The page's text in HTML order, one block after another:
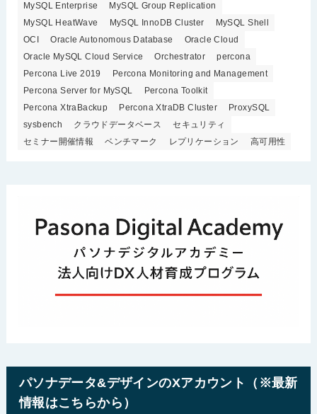
MySQL Enterprise
MySQL Group Replication
MySQL HeatWave
MySQL InnoDB Cluster
MySQL Shell
OCI
Oracle Autonomous Database
Oracle Cloud
Oracle MySQL Cloud Service
Orchestrator
percona
Percona Live 2019
Percona Monitoring and Management
Percona Server for MySQL
Percona Toolkit
Percona XtraBackup
Percona XtraDB Cluster
ProxySQL
sysbench
クラウドデータベース
セキュリティ
セミナー開催情報
ベンチマーク レプリケーション 高可用性
パソナデータ&デザインのXアカウント（※最新
情報はこちらから）